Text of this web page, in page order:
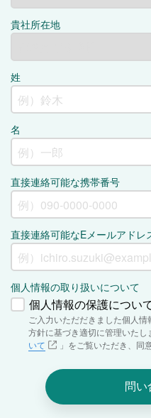
貴社所在地
姓
名
直接連絡可能な携帯番号
直接連絡可能なEメールアドレ
個人情報の取り扱いについて
個人情報の保護につい
ご入力いただだきました個人
方針に基づき適切に管理いたし
いて
」をご覧いただき、同
問い